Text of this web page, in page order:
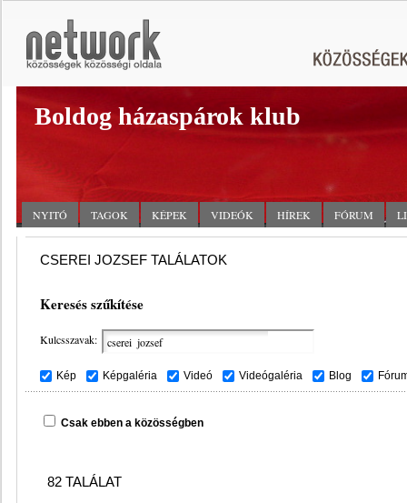
Boldog házaspárok klub
NYITÓ TAGOK KÉPEK VIDEÓK HÍREK FÓRUM
CSEREI JOZSEF TALÁLATOK
Keresés szűkítése
Kulcsszavak:
Kép Képgaléria Videó Videógaléria Blog
Csak ebben a közösségben
82 TALÁLAT